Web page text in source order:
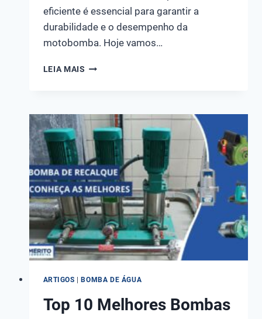
eficiente é essencial para garantir a
durabilidade e o desempenho da
motobomba. Hoje vamos…
LEIA MAIS CONHEÇA
BOMBA
D’ÁGUA
EUROBOMBAS
KRS-
3
DE
0
A
4
BAR
ARTIGOS BOMBA DE ÁGUA
Top 10 Melhores Bombas